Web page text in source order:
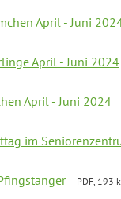
April - Juni
April - Juni 2024
April - Juni 2024
im
PDF, 193